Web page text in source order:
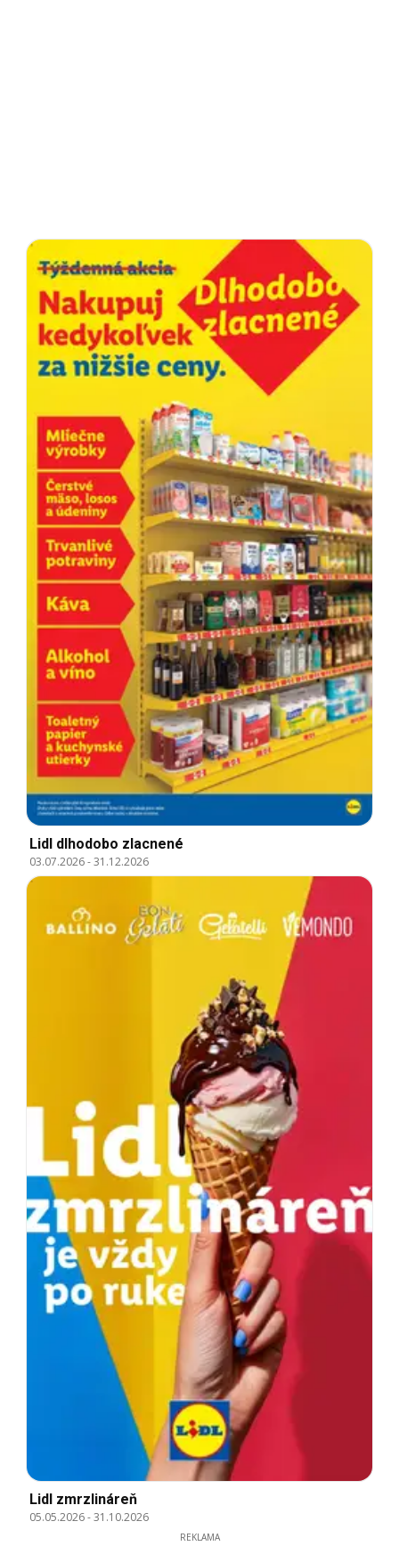
Lidl dlhodobo zlacnené
03.07.2026-31.12.2026
Lidl zmrzlináreň
05.05.2026-31.10.2026
REKLAMA